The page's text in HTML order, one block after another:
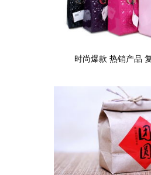
时尚爆款 热销产品